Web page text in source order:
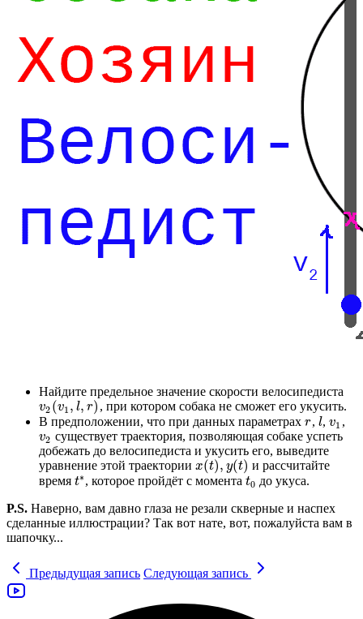
Найдите предельное значение скорости велосипедиста
v2 (v1 , l, r)
v2(v1 ,l ,r)
, при котором собака не сможет его укусить.
В предположении, что при данных параметрах r
r , l
l,v1
v1 ,
v2
v2 существует траектория, позволяющая собаке успеть
добежать до велосипедиста и укусить его, выведите
уравнение этой траектории x(t), y(t)
x(t),y (t)
и рассчитайте
время t∗
t∗, которое пройдёт с моментаt0
t0 до укуса.
P.S. Наверно, вам давно глаза не резали скверные и наспех
сделанные иллюстрации? Так вот нате, вот, пожалуйста вам в
шапочку...
Предыдущая запись Следующая запись